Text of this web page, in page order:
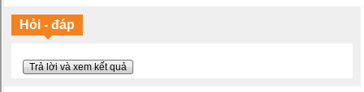
Ý thức bảo vệ môi trường là gì?
Thông điệp ý nghĩa và sáng tạo về bảo vệ Mẹ Thiên nhiên
Máy tập thể dục bảo vệ môi trường
Hỏi - đáp
Trả lời và xem kết quả